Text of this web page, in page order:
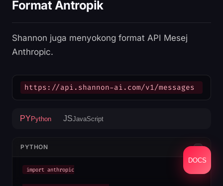
DOCS
Format Antropik
Shannon juga menyokong format API Mesej
Anthropic.
https://api.shannon-ai.com/v1/messages
PYPython JSJavaScript
PYTHON
import anthropic